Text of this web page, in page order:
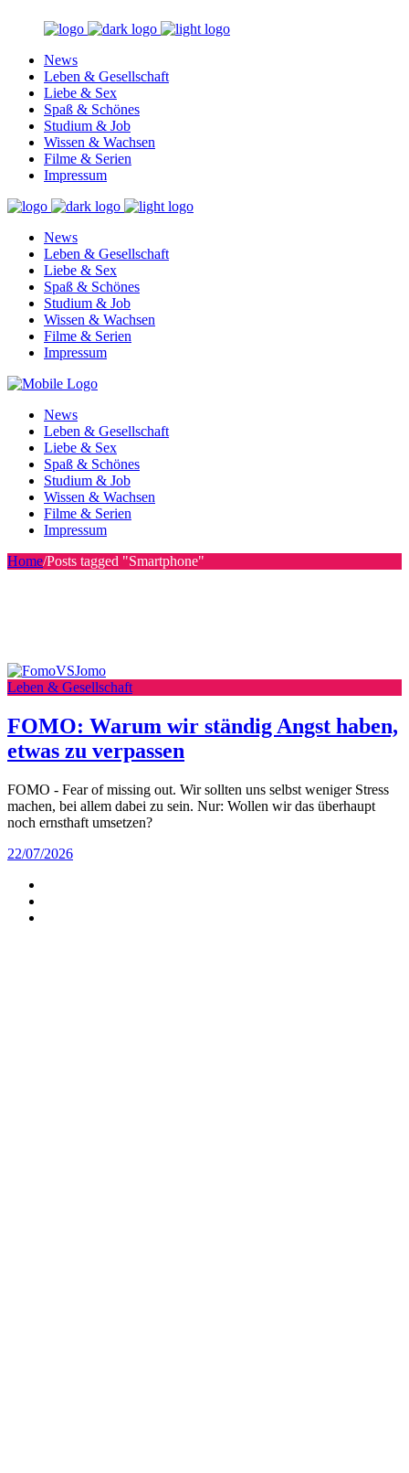
News
Leben & Gesellschaft
Liebe & Sex
Spaß & Schönes
Studium & Job
Wissen & Wachsen
Filme & Serien
Impressum
News
Leben & Gesellschaft
Liebe & Sex
Spaß & Schönes
Studium & Job
Wissen & Wachsen
Filme & Serien
Impressum
News
Leben & Gesellschaft
Liebe & Sex
Spaß & Schönes
Studium & Job
Wissen & Wachsen
Filme & Serien
Impressum
Home/Posts tagged "Smartphone"
Leben & Gesellschaft
FOMO: Warum wir ständig Angst haben,
etwas zu verpassen
FOMO - Fear of missing out. Wir sollten uns selbst weniger Stress
machen, bei allem dabei zu sein. Nur: Wollen wir das überhaupt
noch ernsthaft umsetzen?
22/07/2026